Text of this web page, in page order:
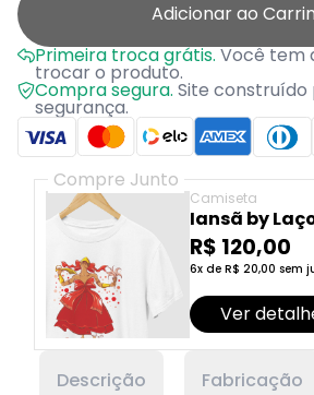
Adicionar ao
Primeira troca grátis.Você tem
trocar o produto.
Compra segura. Site construído
segurança.
Compre Junto
Camiseta
Iansã by
R$ 120,00
6x de R$ 20,00 sem
Ver
Descrição Fabricação